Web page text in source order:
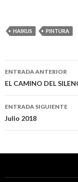
HAIKUS PINTURA
Navegación
de
entradas
ENTRADA ANTERIOR
EL CAMINO DEL
ENTRADA SIGUIENTE
Julio 2018